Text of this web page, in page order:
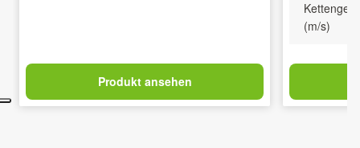
Produkt ansehen
(m/s)